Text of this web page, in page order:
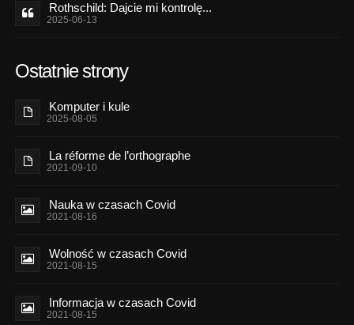
Rothschild: Dajcie mi kontrolę...
2025-06-13
Ostatnie strony
Komputer i kule
2025-08-05
La réforme de l’orthographe
2021-09-10
Nauka w czasach Covid
2021-08-16
Wolność w czasach Covid
2021-08-15
Informacja w czasach Covid
2021-08-15